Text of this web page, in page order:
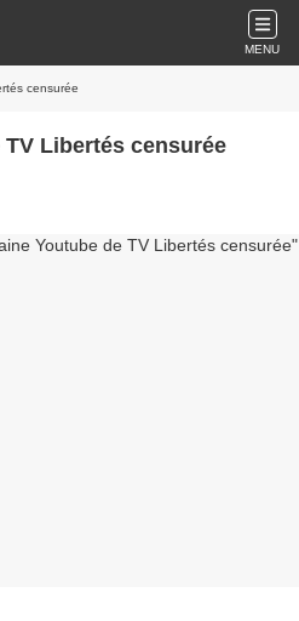
MENU
censurée
Libertés censurée